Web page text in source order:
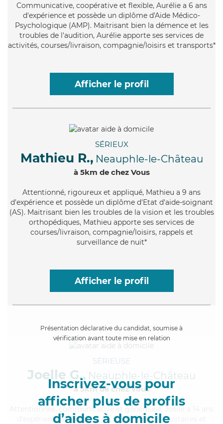
Communicative, coopérative et flexible, Aurélie a 6 ans
d'expérience et possède un diplôme d'Aide Médico-
Psychologique (AMP). Maitrisant bien la démence et les
troubles de l'audition, Aurélie apporte ses services de
activités, courses/livraison, compagnie/loisirs et transports*
Afficher le profil
SÉRIEUX
Mathieu R., Neauphle-le-Château
à 5km de chez Vous
Attentionné, rigoureux et appliqué, Mathieu a 9 ans
d'expérience et possède un diplôme d'Etat d'aide-soignant
(AS). Maitrisant bien les troubles de la vision et les troubles
orthopédiques, Mathieu apporte ses services de
courses/livraison, compagnie/loisirs, rappels et
surveillance de nuit*
Afficher le profil
Présentation déclarative du candidat, soumise à
vérification avant toute mise en relation
Inscrivez-vous pour
afficher plus de profils
d’aides à domicile
SÉRIEUSE
Joelle G., Neauphle-le-Château
à 5km de chez Vous
, communicative et généreuse, Joelle a 14 ans
d'expérience et possède un BEP Carrières Sanitaires et